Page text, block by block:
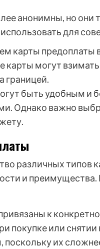
анонимны, но они
для
карты предоплаты
могут
границей.
быть удобным и
Однако важно
различных типов
и
к
покупке или
поскольку их